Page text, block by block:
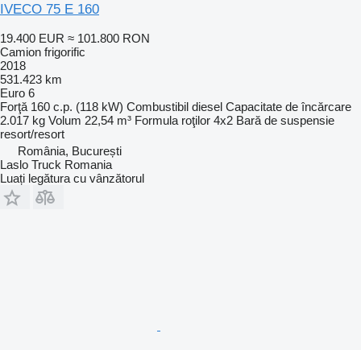
IVECO 75 E 160
19.400 EUR ≈ 101.800 RON
Camion frigorific
2018
531.423 km
Euro 6
Forţă 160 c.p. (118 kW) Combustibil diesel Capacitate de încărcare
2.017 kg Volum 22,54 m³ Formula roţilor 4x2 Bară de suspensie
resort/resort
România, București
Laslo Truck Romania
Luați legătura cu vânzătorul